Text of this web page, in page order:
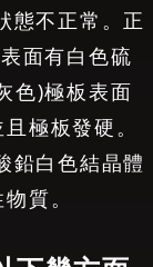
態不正常。正
面有白色硫
色)極板表面
極板發硬。
鉛白色結晶體
質。